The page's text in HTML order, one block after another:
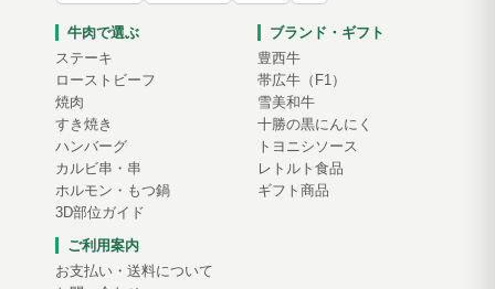
牛肉で選ぶ
ステーキ
ローストビーフ
焼肉
すき焼き
ハンバーグ
カルビ串・串
ホルモン・もつ鍋
3D部位ガイド
ブランド・ギフト
豊西牛
帯広牛（F1）
雪美和牛
十勝の黒にんにく
トヨニシソース
レトルト食品
ギフト商品
ご利用案内
お支払い・送料について